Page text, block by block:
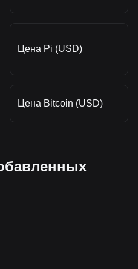
Цена Pi (USD)
Цена Bitcoin (USD)